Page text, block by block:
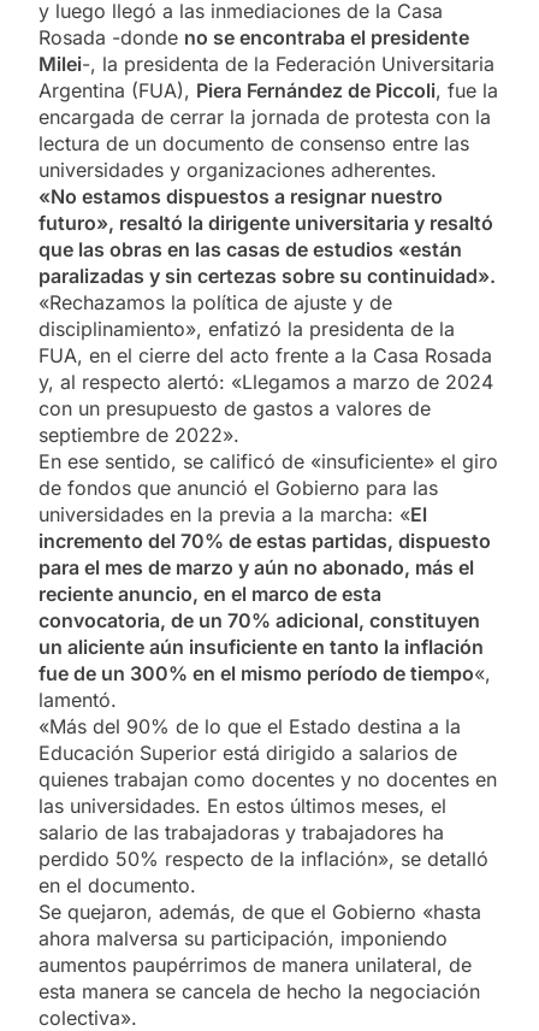
y luego llegó a las inmediaciones de la Casa
Rosada -donde no se encontraba el presidente
Milei-, la presidenta de la Federación Universitaria
Argentina (FUA), Piera Fernández de Piccoli, fue la
encargada de cerrar la jornada de protesta con la
lectura de un documento de consenso entre las
universidades y organizaciones adherentes.
«No estamos dispuestos a resignar nuestro
futuro», resaltó la dirigente universitaria y resaltó
que las obras en las casas de estudios «están
paralizadas y sin certezas sobre su continuidad».
«Rechazamos la política de ajuste y de
disciplinamiento», enfatizó la presidenta de la
FUA, en el cierre del acto frente a la Casa Rosada
y, al respecto alertó: «Llegamos a marzo de 2024
con un presupuesto de gastos a valores de
septiembre de 2022».
En ese sentido, se calificó de «insuficiente» el giro
de fondos que anunció el Gobierno para las
universidades en la previa a la marcha: «El
incremento del 70% de estas partidas, dispuesto
para el mes de marzo y aún no abonado, más el
reciente anuncio, en el marco de esta
convocatoria, de un 70% adicional, constituyen
un aliciente aún insuficiente en tanto la inflación
fue de un 300% en el mismo período de tiempo«,
lamentó.
«Más del 90% de lo que el Estado destina a la
Educación Superior está dirigido a salarios de
quienes trabajan como docentes y no docentes en
las universidades. En estos últimos meses, el
salario de las trabajadoras y trabajadores ha
perdido 50% respecto de la inflación», se detalló
en el documento.
Se quejaron, además, de que el Gobierno «hasta
ahora malversa su participación, imponiendo
aumentos paupérrimos de manera unilateral, de
esta manera se cancela de hecho la negociación
colectiva».